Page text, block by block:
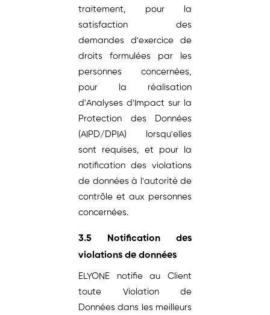
traitement, pour la
satisfaction des
demandes d'exercice de
droits formulées par les
personnes concernées,
pour la réalisation
d'Analyses d'Impact sur la
Protection des Données
(AIPD/DPIA) lorsqu'elles
sont requises, et pour la
notification des violations
de données à l'autorité de
contrôle et aux personnes
concernées.
3.5 Notification des
violations de données
ELYONE notifie au Client
toute Violation de
Données dans les meilleurs